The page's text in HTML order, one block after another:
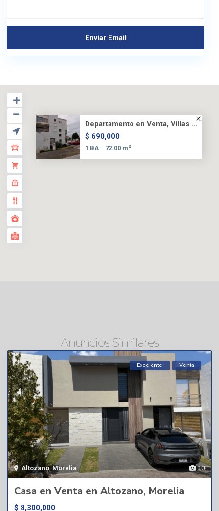
Departamento en Venta, Villas ...
$ 690,000
1 BA 72.00 m2
Anuncios Similares
10
Altozano,Morelia
Excelente Venta
Casa en Venta en Altozano, Morelia
$ 8,300,000